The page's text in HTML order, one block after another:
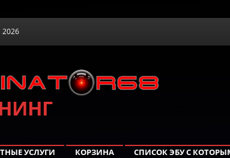
2026
УСЛУГИ КОРЗИНА СПИСОК ЭБУ С